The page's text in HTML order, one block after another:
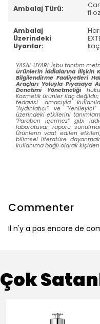
Ambalaj Türü:
fl.oz
Ambalaj
Üzerindeki
Uyarılar:
YASAL UYARI: İşbu tanıtım
Ürünlerin İddialarına İlişkin
Bilgilendirme Faaliyetleri
Araçları Yoluyla Piyasaya
Denetimi Yönetmeliği
Kozmetik ürünler ilaç
tedavisi amacıyla
"Aydınlatıcı" ve
üzerindeki etkilerini
"Paraben içermez" gibi
laboratuvar raporu
Ürünlerin vaat edilen
bilimsel literatüre
kullanıma bağlı olarak
Commenter
Il n'y a pas encore de
Çok